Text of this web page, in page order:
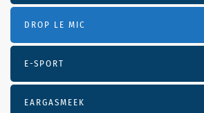
DROP LE MIC
E-SPORT
EARGASMEEK